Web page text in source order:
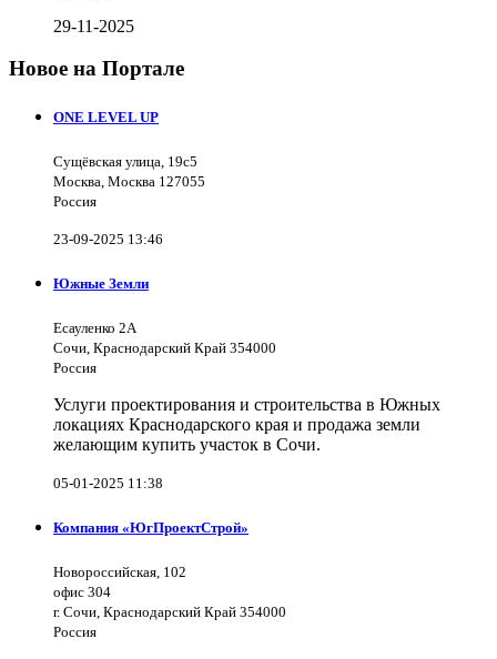
29-11-2025
Новое на Портале
ONE LEVEL UP
Сущёвская улица, 19с5
Москва, Москва 127055
Россия
23-09-2025 13:46
Южные Земли
Есауленко 2А
Сочи, Краснодарский Край 354000
Россия
Услуги проектирования и строительства в Южных
локациях Краснодарского края и продажа земли
желающим купить участок в Сочи.
05-01-2025 11:38
Компания «ЮгПроектСтрой»
Новороссийская, 102
офис 304
г. Сочи, Краснодарский Край 354000
Россия